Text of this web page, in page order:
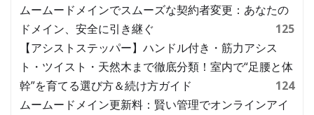
ムームードメインでスムーズな契約者変更：あなたの
ドメイン、安全に引き継ぐ
125
【アシストステッパー】ハンドル付き・筋力アシス
ト・ツイスト・天然木まで徹底分類！室内で“足腰と体
幹”を育てる選び方＆続け方ガイド
124
ムームードメイン更新料：賢い管理でオンラインアイ